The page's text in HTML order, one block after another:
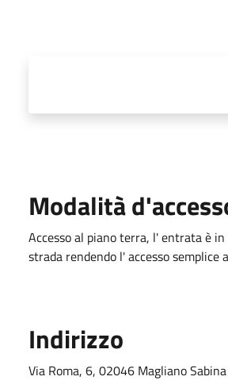
Modalità
Accesso al piano terra, l' entrata è
strada rendendo l' accesso semplice
Indirizzo
Via Roma, 6, 02046 Magliano